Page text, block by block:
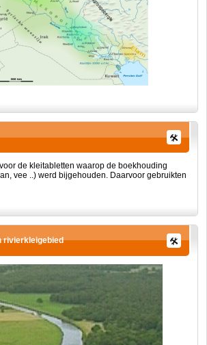
de kleitabletten waarop de boekhouding
vee ..) werd bijgehouden. Daarvoor gebruikten
rivierkleigebied